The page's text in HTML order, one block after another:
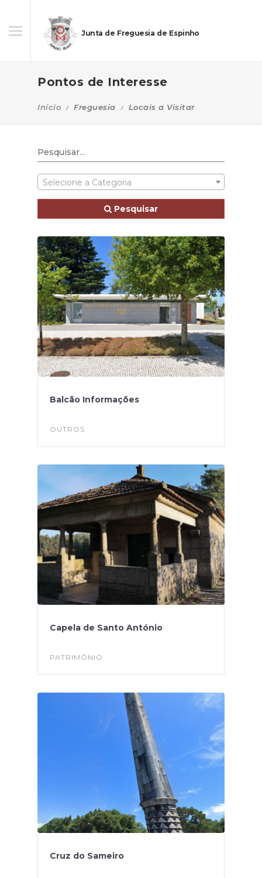
Junta de Freguesia de Espinho
Pontos de Interesse
Início Freguesia Locais a Visitar
Selecione a Categoria
Pesquisar
Balcão Informações
OUTROS
Capela de Santo António
PATRIMÓNIO
Cruz do Sameiro